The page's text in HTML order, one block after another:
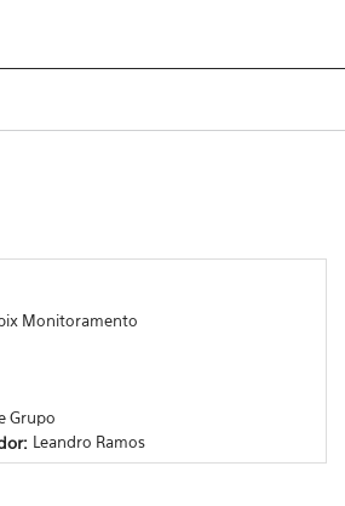
Monitoramento
Grupo
Leandro Ramos